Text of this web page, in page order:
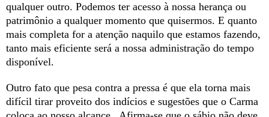
qualquer outro. Podemos ter acesso à nossa herança ou
patrimônio a qualquer momento que quisermos. E quanto
mais completa for a atenção naquilo que estamos fazendo,
tanto mais eficiente será a nossa administração do tempo
disponível.
Outro fato que pesa contra a pressa é que ela torna mais
difícil tirar proveito dos indícios e sugestões que o Carma